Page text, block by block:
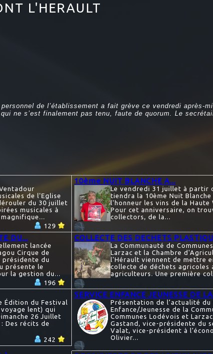
L'HERAULT
de l’établissement a fait grève ce vendredi après-
ne s’est finalement pas tenu, faute de quorum. Le
de l'Eglise
du 30 juillet
musicales à
129
10ème NUIT BLANCHE A...
Le vendredi 31 juillet à partir
tiendra la 10ème Nuit
l'honneur les vins de la Haute
Pour cet anniversaire, on
collectors, de la...
DU...
lancée
Cirque de
présidente du
présente le
la gestion du...
196
COLLECTE DES DECHETS
La Communauté de
Larzac et la Chambre
l'Hérault viennent de mettre
collecte de déchets agricoles
agriculteurs. Une première
Édition du Festival
voyage lent) qui
26 Juillet
Des récits de
242
SERVICE ENFANCE JEUNESSE DE
Présentation de l’actualité du
Enfance/Jeunesse de la
Communes Lodévois et
Gastand, vice-présidente du
Valat, vice-président à
Olivier...